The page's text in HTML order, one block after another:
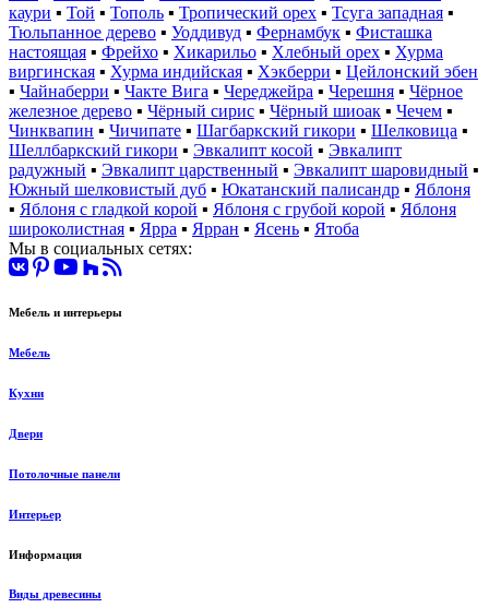
каури ▪ Той ▪ Тополь ▪ Тропический орех ▪ Тсуга западная ▪
Тюльпанное дерево ▪ Уоддивуд ▪ Фернамбук ▪ Фисташка
настоящая ▪ Фрейхо ▪ Хикарильо ▪ Хлебный орех ▪ Хурма
виргинская ▪ Хурма индийская ▪ Хэкберри ▪ Цейлонский эбен
▪ Чайнаберри ▪ Чакте Вига ▪ Череджейра ▪ Черешня ▪ Чёрное
железное дерево ▪ Чёрный сирис ▪ Чёрный шиоак ▪ Чечем ▪
Чинквапин ▪ Чичипате ▪ Шагбаркский гикори ▪ Шелковица ▪
Шеллбаркский гикори ▪ Эвкалипт косой ▪ Эвкалипт
радужный ▪ Эвкалипт царственный ▪ Эвкалипт шаровидный ▪
Южный шелковистый дуб ▪ Юкатанский палисандр ▪ Яблоня
▪ Яблоня с гладкой корой ▪ Яблоня с грубой корой ▪ Яблоня
широколистная ▪ Ярра ▪ Ярран ▪ Ясень ▪ Ятоба
Мы в социальных сетях:
Мебель и интерьеры
Мебель
Кухни
Двери
Потолочные панели
Интерьер
Информация
Виды древесины